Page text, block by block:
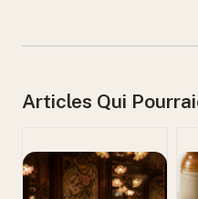
Articles Qui